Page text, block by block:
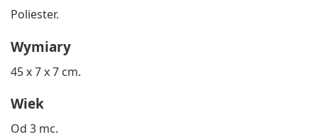
Poliester.
Wymiary
45 x 7 x 7 cm.
Wiek
Od 3 mc.